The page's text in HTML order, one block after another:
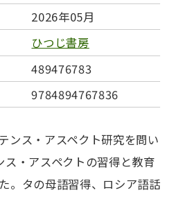
2026年05月
ひつじ書房
489476783
9784894767836
ンス・アスペクト研究を問い
・アスペクトの習得と教育
。タの母語習得、ロシア語話